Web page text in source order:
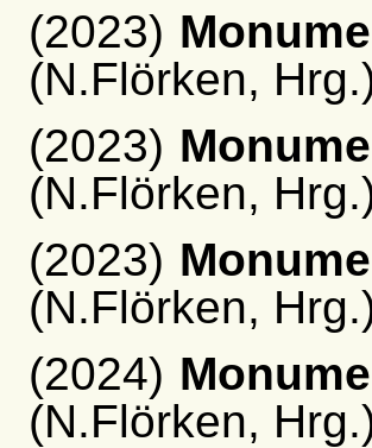
(2023)
(N.Flörken,
(2023)
(N.Flörken,
(2023)
(N.Flörken,
(2024)
(N.Flörken,